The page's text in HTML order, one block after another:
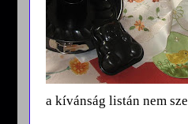
a kívánság listán nem